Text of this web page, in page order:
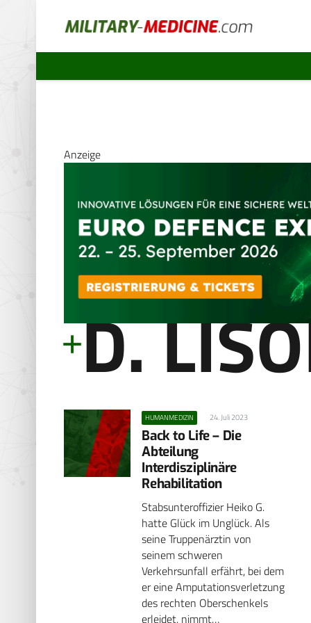
Anzeige
D.
HUMANMEDIZIN 24. Juli 2023
Back to Life – Die
Abteilung
Interdisziplinäre
Rehabilitation
Stabsunteroffizier Heiko G.
hatte Glück im Unglück. Als
seine Truppenärztin von
seinem schweren
Verkehrsunfall erfährt, bei dem
er eine Amputationsverletzung
des rechten Oberschenkels
erleidet, nimmt…